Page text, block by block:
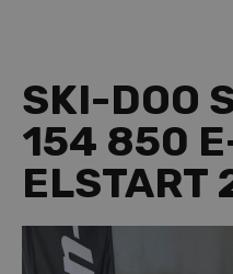
SKI-DOO
154 850
ELSTART